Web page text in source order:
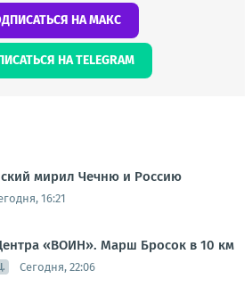
НА МАКС
НА TELEGRAM
мирил Чечню и Россию
16:21
«ВОИН». Марш Бросок в 10 км
Сегодня, 22:06